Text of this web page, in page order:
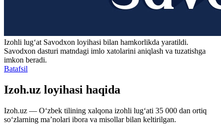
Izohli lugʻat Savodxon loyihasi bilan hamkorlikda yaratildi.
Savodxon dasturi matndagi imlo xatolarini aniqlash va tuzatishga
imkon beradi.
Batafsil
Izoh.uz loyihasi haqida
Izoh.uz — O‘zbek tilining xalqona izohli lug‘ati 35 000 dan ortiq
so‘zlarning ma’nolari ibora va misollar bilan keltirilgan.